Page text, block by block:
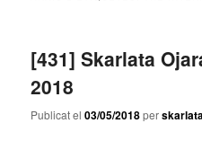
[431] Skarlata
2018
Publicat el03/05/2018perskarlata